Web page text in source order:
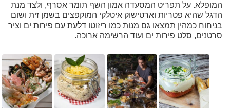
המופלא. על תפריט המסעדה אמון השף תומר אסרף, ולצד מנת
הדגל שהיא פטריות וארטישוק איטלקי המוקפצים בשמן זית ושום
בניחוח כמהין תמצאו גם מנות כמו ריזוטו דלעת עם פירות ים וציר
סרטנים, סלט פירות ים ועוד הרשימה ארוכה.